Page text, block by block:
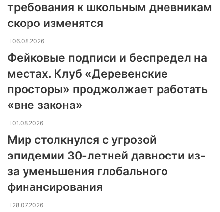
требования к школьным дневникам
скоро изменятся
06.08.2026
Фейковые подписи и беспредел на
местах. Клуб «Деревенские
просторы» проджолжает работать
«вне закона»
01.08.2026
Мир столкнулся с угрозой
эпидемии 30-летней давности из-
за уменьшения глобального
финансирования
28.07.2026